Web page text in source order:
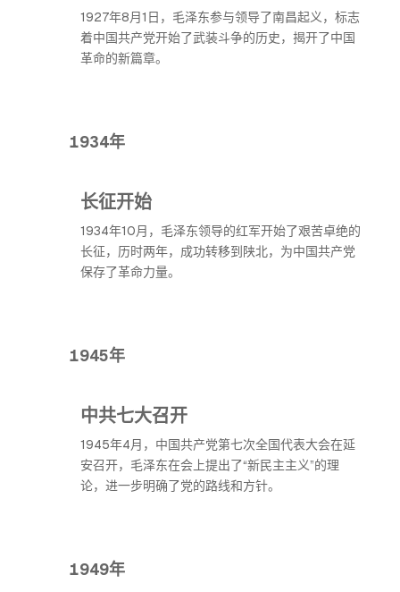
1927年8月1日，毛泽东参与领导了南昌起义，标志
着中国共产党开始了武装斗争的历史，揭开了中国
革命的新篇章。
1934年
长征开始
1934年10月，毛泽东领导的红军开始了艰苦卓绝的
长征，历时两年，成功转移到陕北，为中国共产党
保存了革命力量。
1945年
中共七大召开
1945年4月，中国共产党第七次全国代表大会在延
安召开，毛泽东在会上提出了“新民主主义”的理
论，进一步明确了党的路线和方针。
1949年